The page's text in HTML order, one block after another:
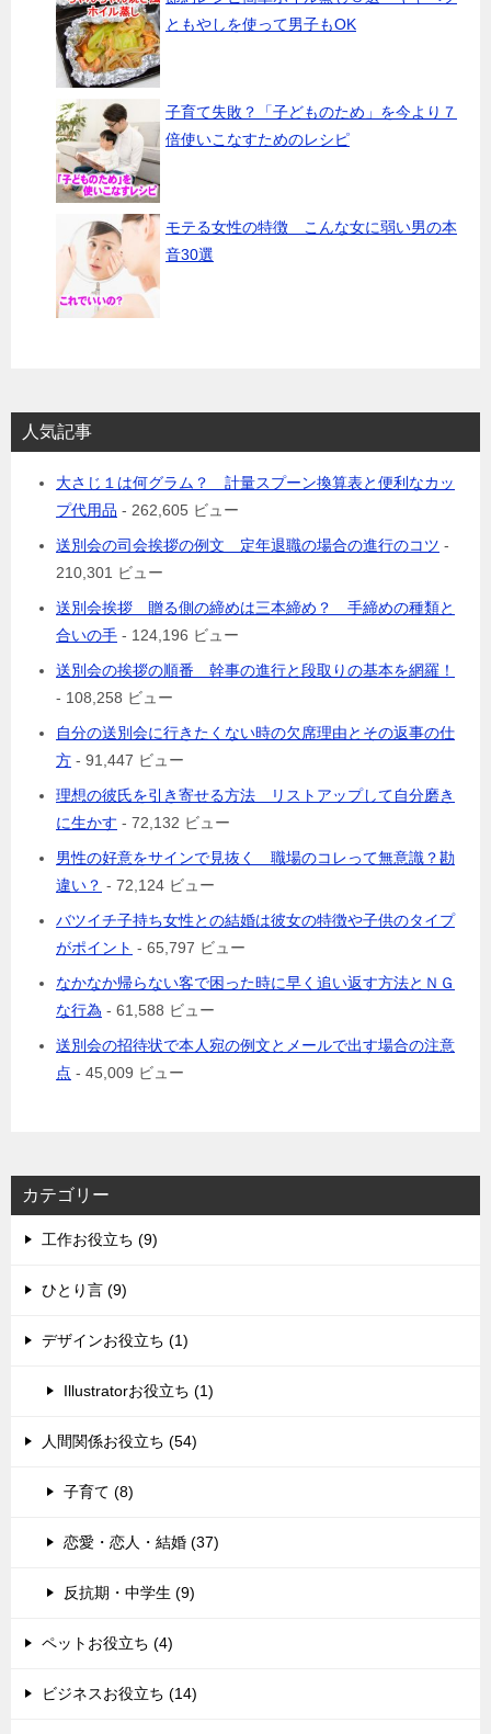
ともやしを使って男子もOK
子育て失敗？「子どものため」を今より７
倍使いこなすためのレシピ
モテる女性の特徴 こんな女に弱い男の本
音30選
人気記事
大さじ１は何グラム？ 計量スプーン換算表と便利なカッ
プ代用品 - 262,605 ビュー
送別会の司会挨拶の例文 定年退職の場合の進行のコツ -
210,301 ビュー
送別会挨拶 贈る側の締めは三本締め？ 手締めの種類と
合いの手 - 124,196 ビュー
送別会の挨拶の順番 幹事の進行と段取りの基本を網羅！
- 108,258 ビュー
自分の送別会に行きたくない時の欠席理由とその返事の仕
方 - 91,447 ビュー
理想の彼氏を引き寄せる方法 リストアップして自分磨き
に生かす - 72,132 ビュー
男性の好意をサインで見抜く 職場のコレって無意識？勘
違い？ - 72,124 ビュー
バツイチ子持ち女性との結婚は彼女の特徴や子供のタイプ
がポイント - 65,797 ビュー
なかなか帰らない客で困った時に早く追い返す方法とＮＧ
な行為 - 61,588 ビュー
送別会の招待状で本人宛の例文とメールで出す場合の注意
点 - 45,009 ビュー
カテゴリー
工作お役立ち (9)
ひとり言 (9)
デザインお役立ち (1)
Illustratorお役立ち (1)
人間関係お役立ち (54)
子育て (8)
恋愛・恋人・結婚 (37)
反抗期・中学生 (9)
ペットお役立ち (4)
ビジネスお役立ち (14)